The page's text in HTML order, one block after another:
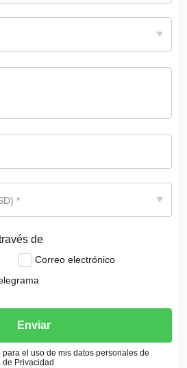
*
de
Correo electrónico
Enviar
para el uso de mis datos personales de
Privacidad